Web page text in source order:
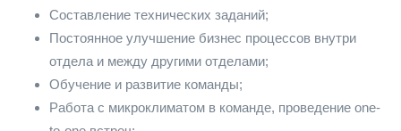
Составление технических заданий;
Постоянное улучшение бизнес процессов внутри
отдела и между другими отделами;
Обучение и развитие команды;
Работа с микроклиматом в команде, проведение one-